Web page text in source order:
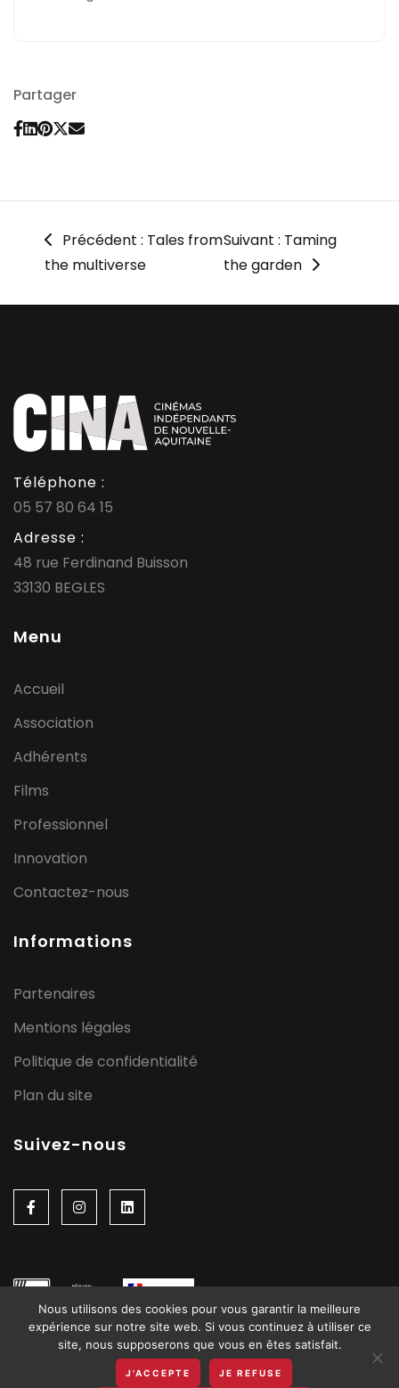
Partager
Précédent : Tales from
the multiverse
Suivant : Taming
the garden
Téléphone :
05 57 80 64 15
Adresse :
48 rue Ferdinand Buisson
33130 BEGLES
Menu
Accueil
Association
Adhérents
Films
Professionnel
Innovation
Contactez-nous
Informations
Partenaires
Mentions légales
Politique de confidentialité
Plan du site
Suivez-nous
Nous utilisons des cookies pour vous garantir la meilleure
expérience sur notre site web. Si vous continuez à utiliser ce
site, nous supposerons que vous en êtes satisfait.
J'ACCEPTE JE REFUSE